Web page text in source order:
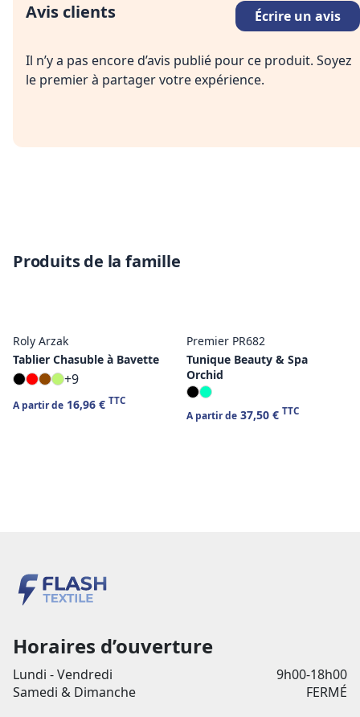
Avis clients Écrire un avis
Il n’y a pas encore d’avis publié pour ce produit. Soyez
le premier à partager votre expérience.
Produits de la famille
Roly Arzak
Tablier Chasuble à Bavette
+9
A partir de 16,96 € TTC
Premier PR682
Tunique Beauty & Spa
Orchid
A partir de 37,50 € TTC
Horaires d’ouverture
Lundi - Vendredi
9h00-18h00
Samedi & Dimanche
FERMÉ